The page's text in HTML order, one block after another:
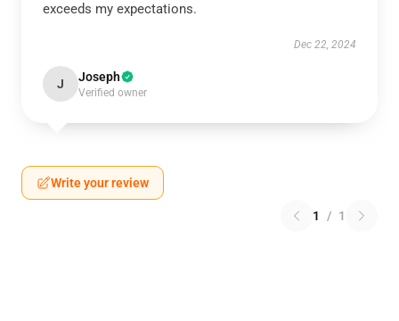
exceeds my expectations.
Dec 22, 2024
J Joseph
Verified owner
Write your review
1 / 1